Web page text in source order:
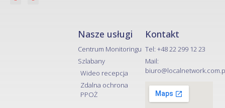
Nasze usługi
Centrum Monitoringu
Szlabany
Wideo recepcja
Zdalna ochrona
PPOŻ
Kontakt
Tel: +48 22 299 12 23
Mail: